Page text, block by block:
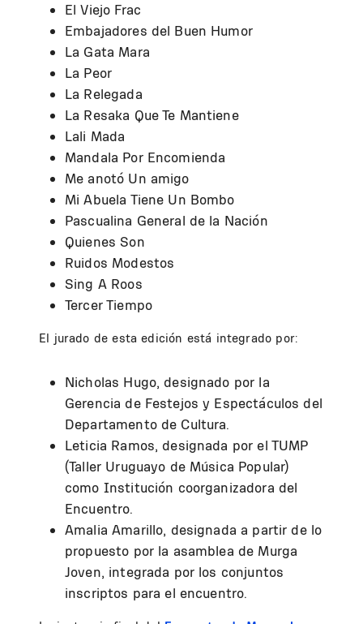
El Viejo Frac
Embajadores del Buen Humor
La Gata Mara
La Peor
La Relegada
La Resaka Que Te Mantiene
Lali Mada
Mandala Por Encomienda
Me anotó Un amigo
Mi Abuela Tiene Un Bombo
Pascualina General de la Nación
Quienes Son
Ruidos Modestos
Sing A Roos
Tercer Tiempo
El jurado de esta edición está integrado por:
Nicholas Hugo, designado por la
Gerencia de Festejos y Espectáculos del
Departamento de Cultura.
Leticia Ramos, designada por el TUMP
(Taller Uruguayo de Música Popular)
como Institución coorganizadora del
Encuentro.
Amalia Amarillo, designada a partir de lo
propuesto por la asamblea de Murga
Joven, integrada por los conjuntos
inscriptos para el encuentro.